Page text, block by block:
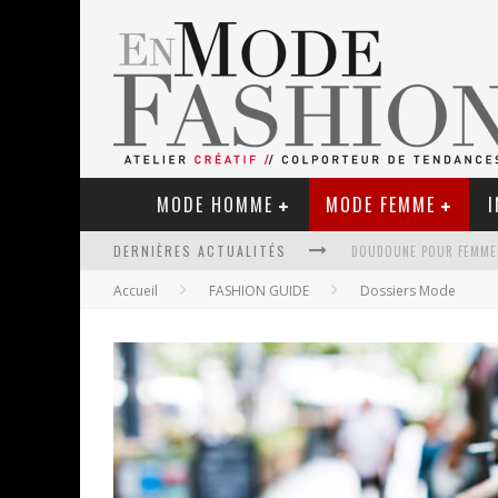
MODE HOMME MODE FEMME
DERNIÈRES ACTUALITÉS
LE RETOUR DU
Accueil FASHION GUIDE Dossiers Mode